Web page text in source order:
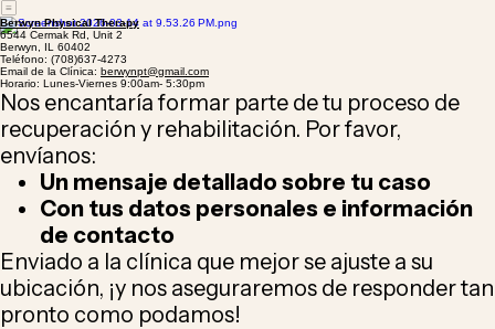
Berwyn Physical Therapy
6544 Cermak Rd, Unit 2
Berwyn, IL 60402
Teléfono: (708)637-4273
Email de la Clínica: berwynpt@gmail.com
Horario: Lunes-Viernes 9:00am- 5:30pm
Nos encantaría formar parte de tu proceso de
recuperación y rehabilitación. Por favor,
envíanos:
Un mensaje detallado sobre tu caso
Con tus datos personales e información
de contacto
Enviado a la clínica que mejor se ajuste a su
ubicación, ¡y nos aseguraremos de responder tan
pronto como podamos!